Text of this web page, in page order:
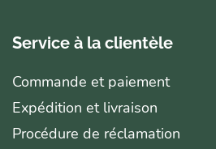
Service à la clientèle
Commande et paiement
Expédition et livraison
Procédure de réclamation